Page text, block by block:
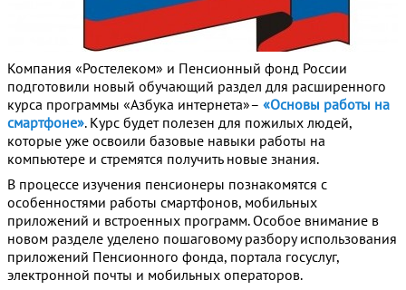
Компания «Ростелеком» и Пенсионный фонд России
подготовили новый обучающий раздел для расширенного
курса программы «Азбука интернета»– «Основы работы на
смартфоне». Курс будет полезен для пожилых людей,
которые уже освоили базовые навыки работы на
компьютере и стремятся получить новые знания.
В процессе изучения пенсионеры познакомятся с
особенностями работы смартфонов, мобильных
приложений и встроенных программ. Особое внимание в
новом разделе уделено пошаговому разбору использования
приложений Пенсионного фонда, портала госуслуг,
электронной почты и мобильных операторов.